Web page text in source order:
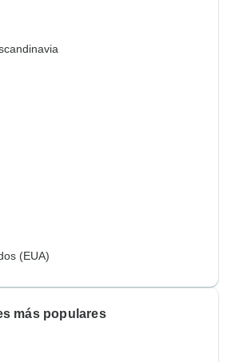
(EUA)
más populares